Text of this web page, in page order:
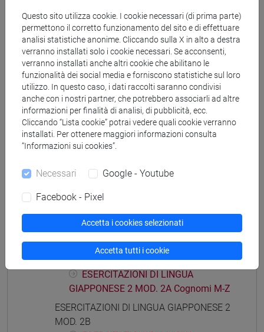
ESERCITAZIONI DI LINGUA
GIAPPONESE 2 MOD. 1D Cognomi Q-Z
ESERCITAZIONI DI LINGUA GIAPPONESE 2
MOD. 1E
ESERCITAZIONI DI LINGUA
GIAPPONESE 2 MOD. 1E Cognomi A-B
ESERCITAZIONI DI LINGUA
GIAPPONESE 2 MOD. 1E Cognomi C-E
ESERCITAZIONI DI LINGUA
GIAPPONESE 2 MOD. 1E Cognomi F-L
GIAPPONESE 2 MOD. 1E Cognomi M-P
GIAPPONESE 2 MOD. 1E Cognomi Q-Z
ESERCITAZIONI DI LINGUA GIAPPONESE 2
MOD. 2A
ESERCITAZIONI DI LINGUA
GIAPPONESE 2 MOD. 2A Cognomi A-L
ESERCITAZIONI DI LINGUA
GIAPPONESE 2 MOD. 2A Cognomi M-Z
ESERCITAZIONI DI LINGUA GIAPPONESE 2
MOD. 2B
Questo sito utilizza cookie. I cookie necessari (di prima parte)
permettono il corretto funzionamento del sito e di effettuare
analisi statistiche anonime. Cliccando sulla X in alto a destra
verranno installati solo i cookie necessari. Se acconsenti,
verranno installati anche altri cookie che abilitano le
funzionalità dei social media e forniscono statistiche sul loro
utilizzo. In questo caso, i dati raccolti saranno condivisi
anche con i nostri partner, che potrebbero associarli ad altre
informazioni per finalità di analisi, di pubblicità, ecc.
Cliccando “Lista cookie” potrai vedere quali cookie verranno
installati. Per ottenere maggiori informazioni consulta
“Informazioni sui cookies”.
Necessari Google - Youtube
Facebook - Pixel
Accetta i cookies selezionati
Accetta tutti i cookie